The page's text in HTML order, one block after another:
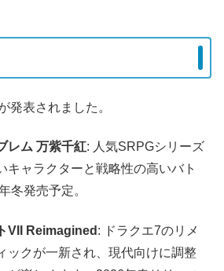
発表されました。
レム 万紫千紅: 人気SRPGシリーズ
キャラクターと戦略性の高いバト
冬発売予定。
VII Reimagined : ドラクエ7のリメ
ックが一新され、現代向けに調整